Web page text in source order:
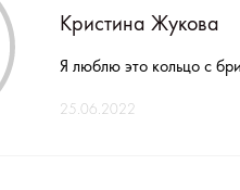
Кристина Жукова
Я люблю это кольцо с
25.06.2022